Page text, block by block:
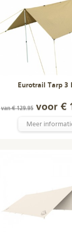
Eurotrail Tarp 3
van € 129.95voor €
Meer